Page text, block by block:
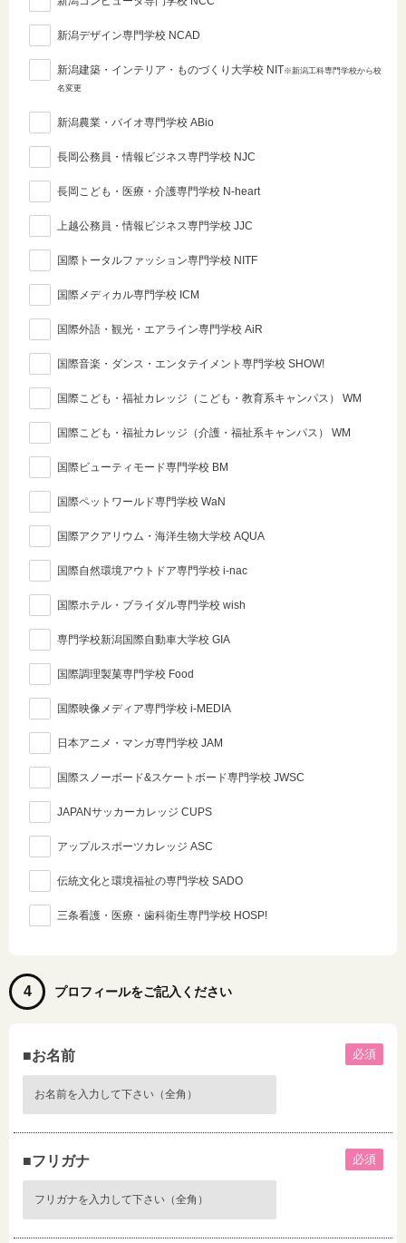
新潟デザイン専門学校 NCAD
新潟建築・インテリア・ものづくり大学校 NIT※新潟工科専門学校から校
名変更
新潟農業・バイオ専門学校 ABio
長岡公務員・情報ビジネス専門学校 NJC
長岡こども・医療・介護専門学校 N-heart
上越公務員・情報ビジネス専門学校 JJC
国際トータルファッション専門学校 NITF
国際メディカル専門学校 ICM
国際外語・観光・エアライン専門学校 AiR
国際音楽・ダンス・エンタテイメント専門学校 SHOW!
国際こども・福祉カレッジ（こども・教育系キャンパス） WM
国際こども・福祉カレッジ（介護・福祉系キャンパス） WM
国際ビューティモード専門学校 BM
国際ペットワールド専門学校 WaN
国際アクアリウム・海洋生物大学校 AQUA
国際自然環境アウトドア専門学校 i-nac
国際ホテル・ブライダル専門学校 wish
専門学校新潟国際自動車大学校 GIA
国際調理製菓専門学校 Food
国際映像メディア専門学校 i-MEDIA
日本アニメ・マンガ専門学校 JAM
国際スノーボード&スケートボード専門学校 JWSC
JAPANサッカーカレッジ CUPS
アップルスポーツカレッジ ASC
伝統文化と環境福祉の専門学校 SADO
三条看護・医療・歯科衛生専門学校 HOSP!
4 プロフィールをご記入ください
■お名前 必須
■フリガナ 必須